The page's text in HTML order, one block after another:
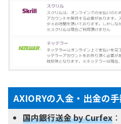
AXIORYの入金・出金の
国内銀行送金 by Curfex